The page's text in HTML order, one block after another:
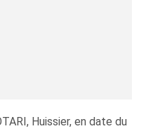
Huissier, en date du